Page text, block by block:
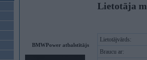
Lietotāja
BMWPower atbalstītājs
Lietotājvārds:
Braucu ar: